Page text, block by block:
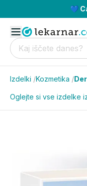
💙
Izdelki /Kozmetika /
Oglejte si vse izdelke